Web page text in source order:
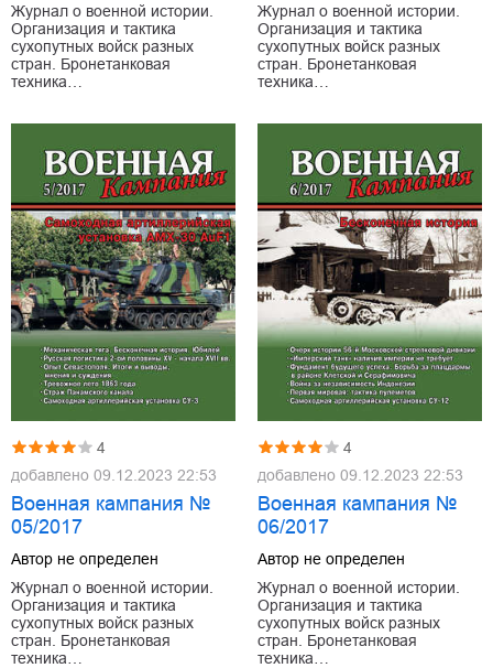
Журнал о военной истории.
Организация и тактика
сухопутных войск разных
стран. Бронетанковая
техника…
Журнал о военной истории.
Организация и тактика
сухопутных войск разных
стран. Бронетанковая
техника…
4
добавлено 09.12.2023 22:53
Военная кампания №
05/2017
Автор не определен
Журнал о военной истории.
Организация и тактика
сухопутных войск разных
стран. Бронетанковая
техника…
4
добавлено 09.12.2023 22:53
Военная кампания №
06/2017
Автор не определен
Журнал о военной истории.
Организация и тактика
сухопутных войск разных
стран. Бронетанковая
техника…